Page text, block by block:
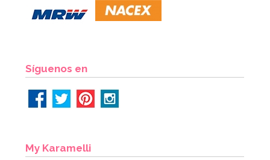
Síguenos en
My Karamelli